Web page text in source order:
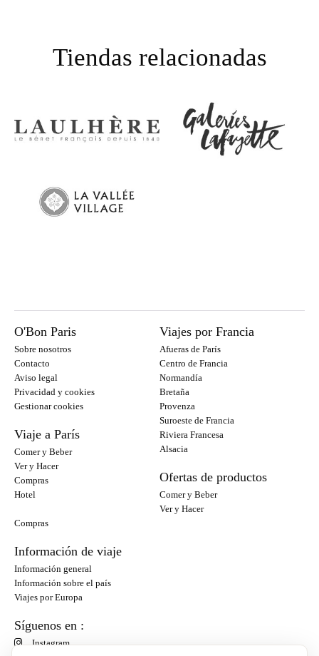
Tiendas relacionadas
O'Bon Paris
Sobre nosotros
Contacto
Aviso legal
Privacidad y cookies
Gestionar cookies
Viaje a París
Comer y Beber
Ver y Hacer
Compras
Hotel
Viajes por Francia
Afueras de París
Centro de Francia
Normandía
Bretaña
Provenza
Suroeste de Francia
Riviera Francesa
Alsacia
Ofertas de productos
Comer y Beber
Ver y Hacer
Compras
Información de viaje
Información general
Información sobre el país
Viajes por Europa
Síguenos en :
Instagram